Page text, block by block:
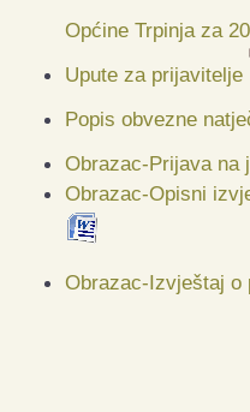
Općine Trpinja za
Upute za prijavitelje
Popis obvezne
Obrazac-Prijava na
Obrazac-Opisni
Obrazac-Izvještaj o